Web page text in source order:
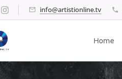
info@artistionline.tv
Home